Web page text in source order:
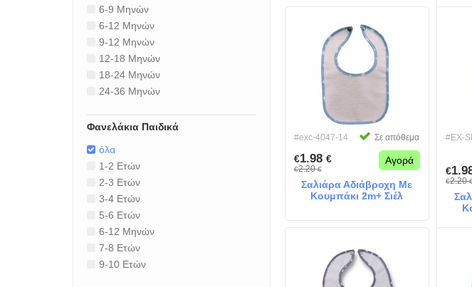
#exc-4047-14 Σε απόθεμα
€1.98 €
€2.20€
Αγορά
Σαλιάρα Αδιάβροχη Με
Κουμπάκι 2m+ Σιέλ
#EX-
€
€2.20
6-9 Μηνών
6-12 Μηνών
9-12 Μηνών
12-18 Μηνών
18-24 Μηνών
24-36 Μηνών
Φανελάκια Παιδικά
όλα
1-2 Ετών
2-3 Ετών
3-4 Ετών
5-6 Ετών
6-12 Μηνών
7-8 Ετών
9-10 Ετών